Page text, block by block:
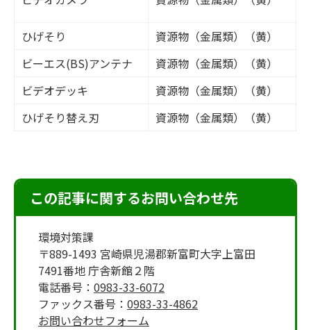
ひげそり
資源物（金属類）（黄）
ビーエス(BS)アンテナ
資源物（金属類）（黄）
ビデオデッキ
資源物（金属類）（黄）
ひげそり替え刃
資源物（金属類）（黄）
この記事に関するお問い合わせ先
環境対策課
〒889-1493 宮崎県児湯郡新富町大字上富田
7491番地 庁舎新館２階
電話番号： 0983-33-6072
ファックス番号： 0983-33-4862
お問い合わせフォーム